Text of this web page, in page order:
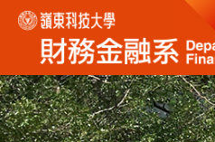
跳
到
要
內
容
區